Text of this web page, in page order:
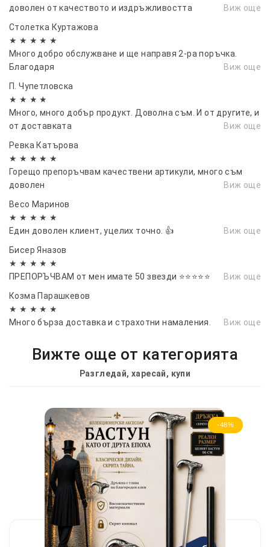
доволен от качеството и издръжливостта
Виж още
Столетка Куртажова
★ ★ ★ ★ ★
Много добро обслужване и ще направя 2-ра поръчка.
Благодаря
Виж още
П. Чупетловска
★ ★ ★ ★
Много, много добър продукт. Доволна съм. И от другите, и
от доставката
Виж още
Ревка Катърова
★ ★ ★ ★ ★
Горещо препоръчвам качествени артикули, много съм
доволен
Виж още
Весо Маринов
★ ★ ★ ★ ★
Един доволен клиент, уцелих точно. 👍
Виж още
Бисер Яназов
★ ★ ★ ★ ★
ПРЕПОРЪЧВАМ от мен имате 50 звезди ⭐⭐⭐⭐⭐
Виж още
Козма Парашкевов
★ ★ ★ ★ ★
Много бърза доставка и страхотни намаления.
Виж още
Вижте още от категорията
Разгледай, харесай, купи
-48%